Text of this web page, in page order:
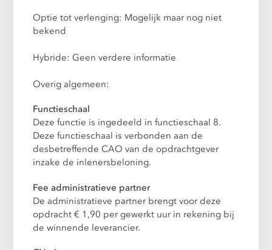
Optie tot verlenging: Mogelijk maar nog niet
bekend
Hybride: Geen verdere informatie
Overig algemeen:
Functieschaal
Deze functie is ingedeeld in functieschaal 8.
Deze functieschaal is verbonden aan de
desbetreffende CAO van de opdrachtgever
inzake de inlenersbeloning.
Fee administratieve partner
De administratieve partner brengt voor deze
opdracht € 1,90 per gewerkt uur in rekening bij
de winnende leverancier.